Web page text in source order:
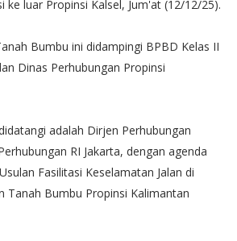
ke luar Propinsi Kalsel, Jum'at (12/12/25).
Bumbu ini didampingi BPBD Kelas II
Dinas Perhubungan Propinsi
adalah Dirjen Perhubungan
RI Jakarta, dengan agenda
Fasilitasi Keselamatan Jalan di
Tanah Bumbu Propinsi Kalimantan